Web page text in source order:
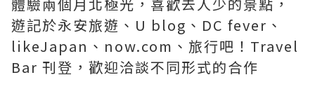
遊記於永安旅遊、U blog、DC fever、
likeJapan、now.com、旅行吧！Travel
Bar 刊登，歡迎洽談不同形式的合作